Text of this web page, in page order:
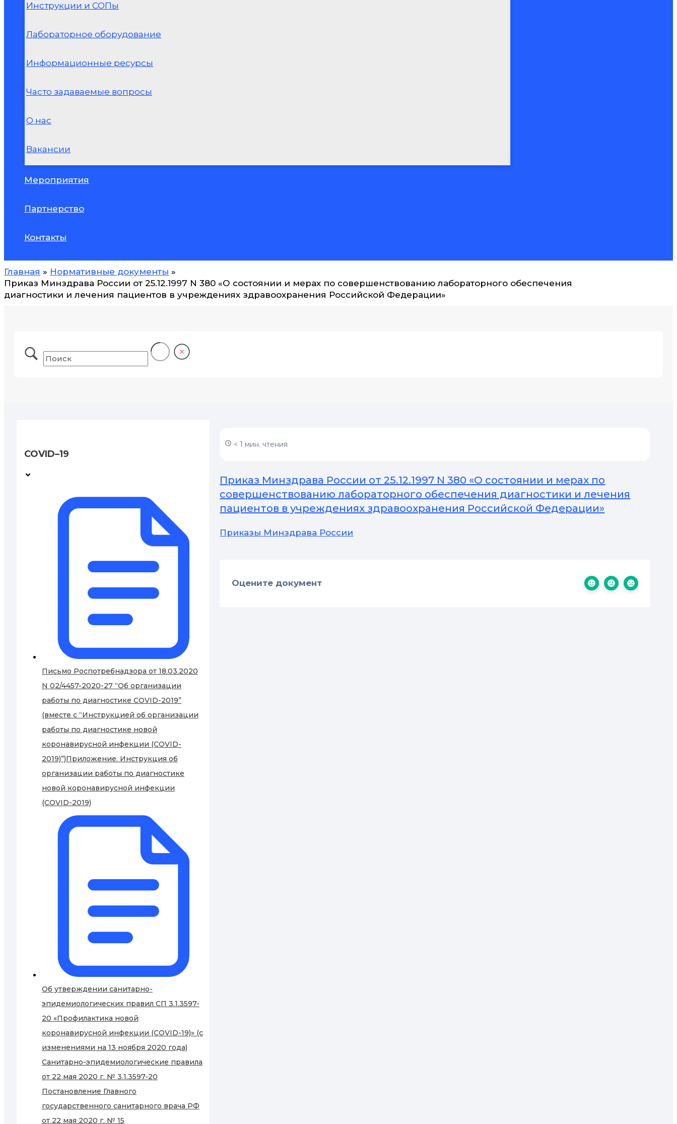
Инструкции и СОПы
Лабораторное оборудование
Информационные ресурсы
Часто задаваемые вопросы
О нас
Вакансии
Мероприятия
Партнерство
Контакты
Главная
Нормативные документы
Приказ Минздрава России от 25.12.1997 N 380 «О состоянии и мерах по совершенствованию лабораторного обеспечения
диагностики и лечения пациентов в учреждениях здравоохранения Российской Федерации»
COVID–19
Письмо Роспотребнадзора от 18.03.2020
N 02/4457-2020-27 “Об организации
работы по диагностике COVID-2019”
(вместе с “Инструкцией об организации
работы по диагностике новой
коронавирусной инфекции (COVID-
2019)”)Приложение. Инструкция об
организации работы по диагностике
новой коронавирусной инфекции
(COVID-2019)
Об утверждении санитарно-
эпидемиологических правил СП 3.1.3597-
20 «Профилактика новой
коронавирусной инфекции (COVID-19)» (с
изменениями на 13 ноября 2020 года)
Санитарно-эпидемиологические правила
от 22 мая 2020 г. № 3.1.3597-20
Постановление Главного
государственного санитарного врача РФ
от 22 мая 2020 г. № 15
< 1 мин. чтения
Приказ Минздрава России от 25.12.1997 N 380 «О состоянии и мерах по
совершенствованию лабораторного обеспечения диагностики и лечения
пациентов в учреждениях здравоохранения Российской Федерации»
Приказы Минздрава России
Оцените документ